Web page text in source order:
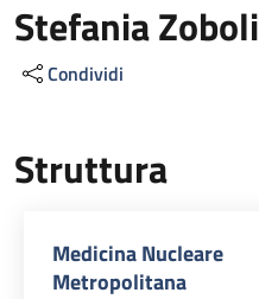
Stefania Zoboli
Condividi
Struttura
Medicina Nucleare
Metropolitana